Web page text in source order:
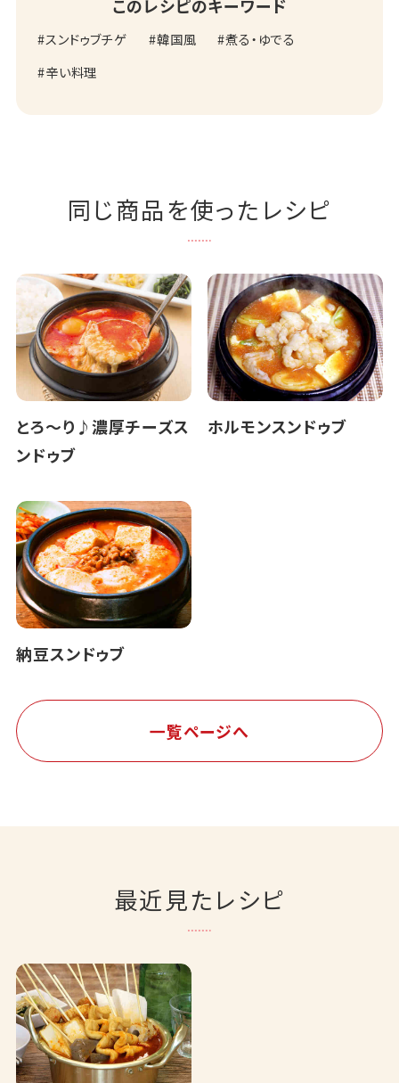
このレシピのキーワード
スンドゥブチゲ 韓国風
煮る・ゆでる
辛い料理
同じ商品を使ったレシピ
とろ～り♪濃厚チーズス
ンドゥブ
ホルモンスンドゥブ
納豆スンドゥブ
一覧ページへ
最近見たレシピ